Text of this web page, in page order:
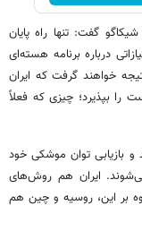
گفت: تنها راه پایان
درباره برنامه هسته‌ای
خواهند گرفت که ایران
بپذیرد؛ چیزی که فعلاً
و بازیابی توان موشکی خود
ایران هم روش‌های
بر این، روسیه و چین هم